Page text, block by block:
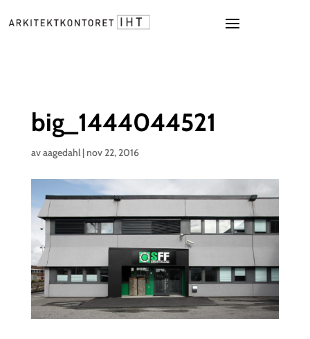
big_1444044521
avaagedahl|nov 22, 2016